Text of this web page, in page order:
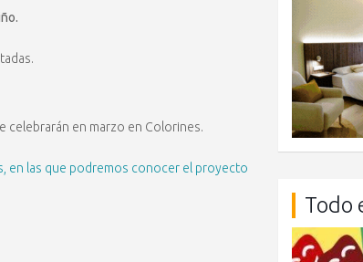
celebrarán en marzo en Colorines.
en las que podremos conocer el proyecto
Todo